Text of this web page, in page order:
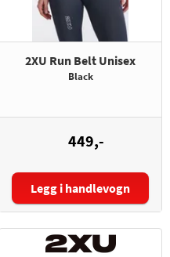
2XU Run Belt Unisex
Black
449,-
Legg i handlevogn